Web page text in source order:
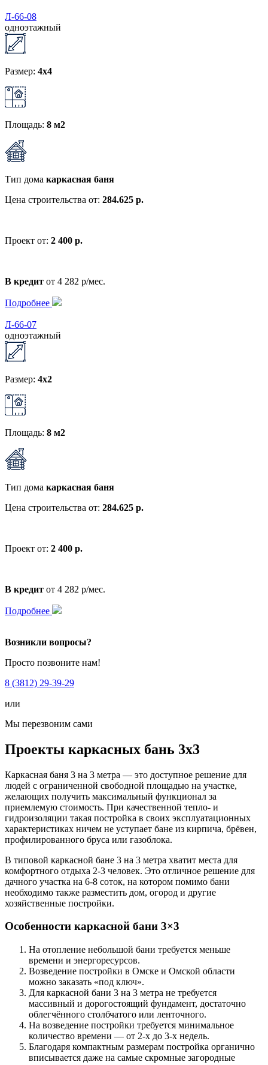
Л-66-08
одноэтажный
Размер: 4x4
Площадь: 8 м2
Тип дома каркасная баня
Цена строительства от: 284.625 р.
Проект от: 2 400 р.
В кредит от 4 282 р/мес.
Подробнее
Л-66-07
одноэтажный
Размер: 4x2
Площадь: 8 м2
Тип дома каркасная баня
Цена строительства от: 284.625 р.
Проект от: 2 400 р.
В кредит от 4 282 р/мес.
Подробнее
Возникли вопросы?
Просто позвоните нам!
8 (3812) 29-39-29
или
Мы перезвоним сами
Проекты каркасных бань 3х3
Каркасная баня 3 на 3 метра — это доступное решение для
людей с ограниченной свободной площадью на участке,
желающих получить максимальный функционал за
приемлемую стоимость. При качественной тепло- и
гидроизоляции такая постройка в своих эксплуатационных
характеристиках ничем не уступает бане из кирпича, брёвен,
профилированного бруса или газоблока.
В типовой каркасной бане 3 на 3 метра хватит места для
комфортного отдыха 2-3 человек. Это отличное решение для
дачного участка на 6-8 соток, на котором помимо бани
необходимо также разместить дом, огород и другие
хозяйственные постройки.
Особенности каркасной бани 3×3
На отопление небольшой бани требуется меньше
времени и энергоресурсов.
Возведение постройки в Омске и Омской области
можно заказать «под ключ».
Для каркасной бани 3 на 3 метра не требуется
массивный и дорогостоящий фундамент, достаточно
облегчённого столбчатого или ленточного.
На возведение постройки требуется минимальное
количество времени — от 2-х до 3-х недель.
Благодаря компактным размерам постройка органично
вписывается даже на самые скромные загородные